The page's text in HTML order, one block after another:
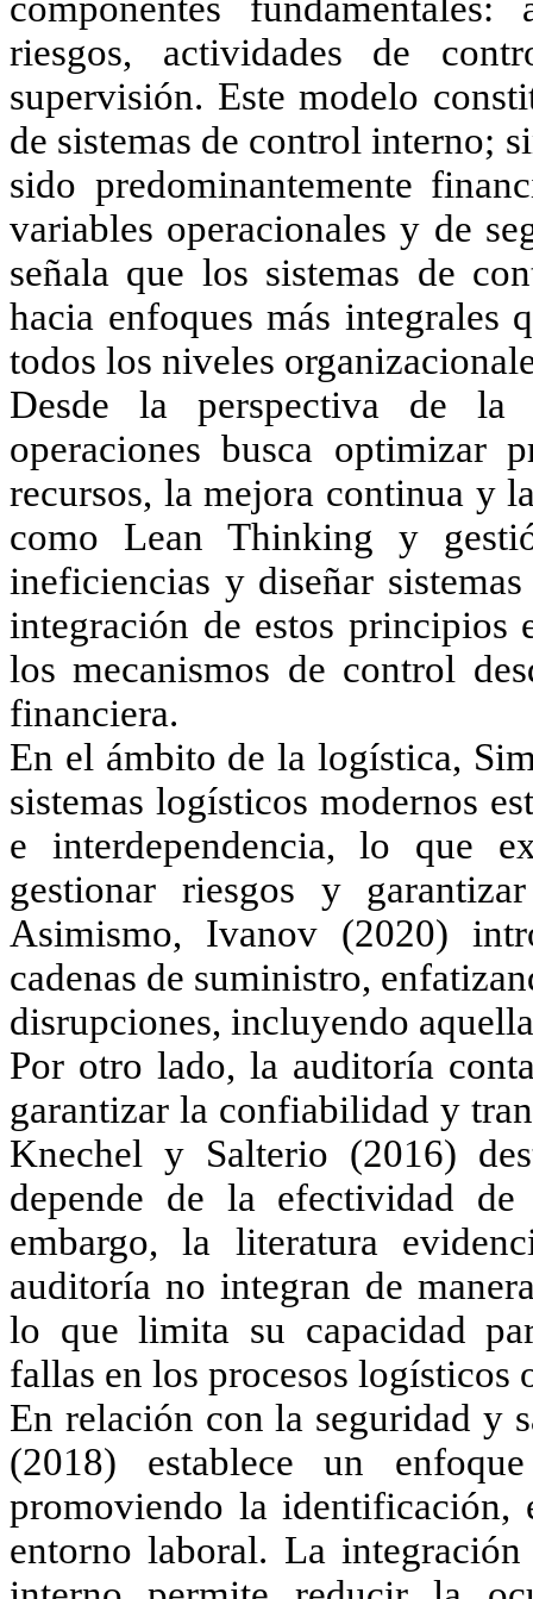
riesgos, actividades de
supervisión. Este modelo
de sistemas de control interno;
sido predominantemente
variables operacionales y de
señala que los sistemas de
hacia enfoques más integrales
todos los niveles
Desde la perspectiva de la
operaciones busca optimizar
recursos, la mejora continua y
como Lean Thinking y
ineficiencias y diseñar
integración de estos
los mecanismos de control
financiera.
En el ámbito de la logística,
sistemas logísticos modernos
e interdependencia, lo que
gestionar riesgos y
Asimismo, Ivanov (2020)
cadenas de suministro,
disrupciones, incluyendo
Por otro lado, la auditoría
garantizar la confiabilidad y
Knechel y Salterio (2016)
depende de la efectividad
embargo, la literatura
auditoría no integran de
lo que limita su capacidad
fallas en los procesos logísticos
En relación con la seguridad y
(2018) establece un
promoviendo la
entorno laboral. La